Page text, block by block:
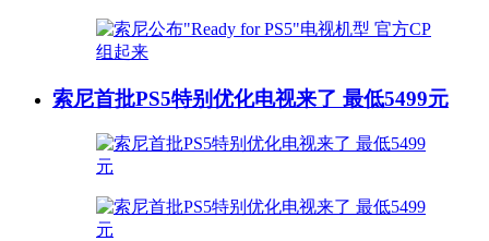
索尼首批PS5特别优化电视来了 最低5499元